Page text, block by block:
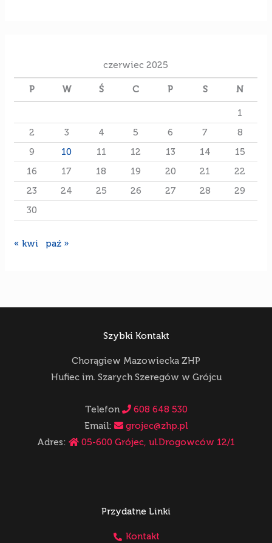
czerwiec 2025
P W Ś C P S N
1
2
3 4 5 6 7
8
9
10 11 12 13 14
15
16
17 18 19 20 21
22
23
24 25 26 27 28
29
30
« kwi paź »
Szybki Kontakt
Chorągiew Mazowiecka ZHP
Hufiec im. Szarych Szeregów w Grójcu
Telefon
608 648 530
Email:
grojec@zhp.pl
Adres:
05-600 Grójec, ul.Drogowców 12/1
Przydatne Linki
Kontakt